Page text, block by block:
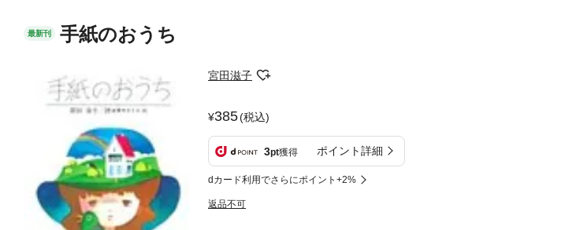
最新刊 手紙のおうち
宮田滋子
385(税込)
3pt獲得 ポイント詳細
dカード利用でさらにポイント+2%
返品不可